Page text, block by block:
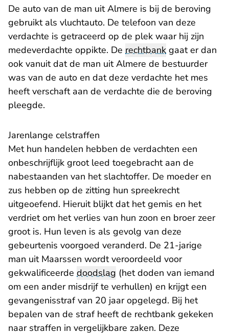
De auto van de man uit Almere is bij de beroving
gebruikt als vluchtauto. De telefoon van deze
verdachte is getraceerd op de plek waar hij zijn
medeverdachte oppikte. De rechtbank gaat er dan
ook vanuit dat de man uit Almere de bestuurder
was van de auto en dat deze verdachte het mes
heeft verschaft aan de verdachte die de beroving
pleegde.
Jarenlange celstraffen
Met hun handelen hebben de verdachten een
onbeschrijflijk groot leed toegebracht aan de
nabestaanden van het slachtoffer. De moeder en
zus hebben op de zitting hun spreekrecht
uitgeoefend. Hieruit blijkt dat het gemis en het
verdriet om het verlies van hun zoon en broer zeer
groot is. Hun leven is als gevolg van deze
gebeurtenis voorgoed veranderd. De 21-jarige
man uit Maarssen wordt veroordeeld voor
gekwalificeerde doodslag (het doden van iemand
om een ander misdrijf te verhullen) en krijgt een
gevangenisstraf van 20 jaar opgelegd. Bij het
bepalen van de straf heeft de rechtbank gekeken
naar straffen in vergelijkbare zaken. Deze